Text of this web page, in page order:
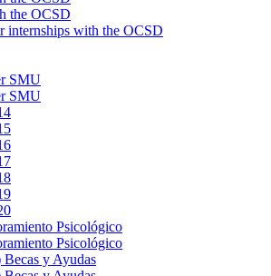
the OCSD
internships with the OCSD
SMU
SMU
Psicológico
Psicológico
Becas y Ayudas